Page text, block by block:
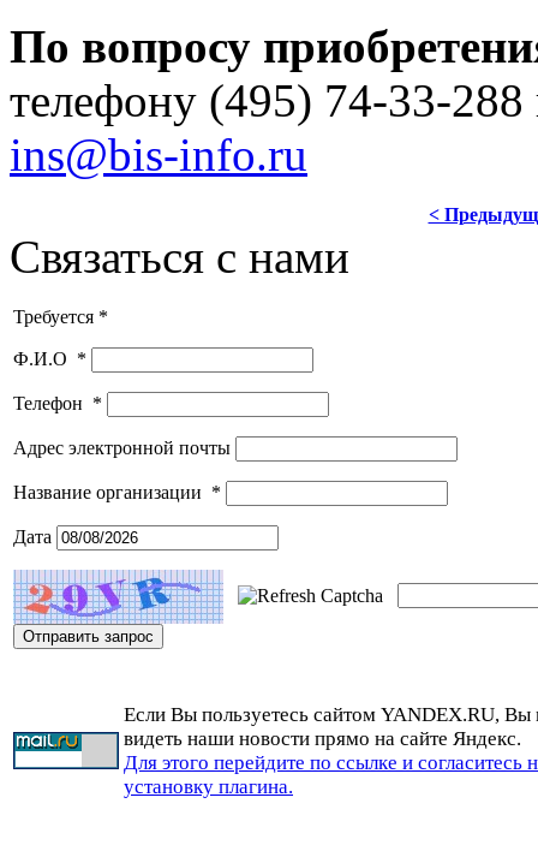
По вопросу
телефону (495) 74-33-
ins@bis-info.ru
<
Связаться с нами
Требуется *
Ф.И.О *
Телефон *
Адрес электронной почты
Название организации *
Дата
Если Вы пользуетесь сайтом YANDEX.RU, Вы
видеть наши новости прямо на сайте Яндекс.
Для этого перейдите по ссылке и согласитесь
установку плагина.